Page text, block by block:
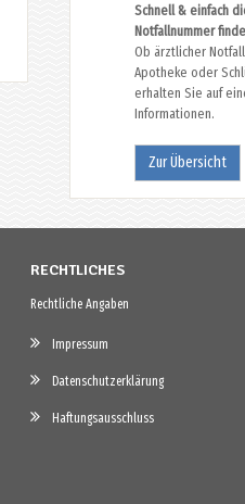
Schnell & einfach
Notfallnummer
Ob ärztlicher
Apotheke oder
erhalten Sie auf
Informationen.
Zur Übersicht
RECHTLICHES
Rechtliche Angaben
Impressum
Datenschutzerklärung
Haftungsausschluss